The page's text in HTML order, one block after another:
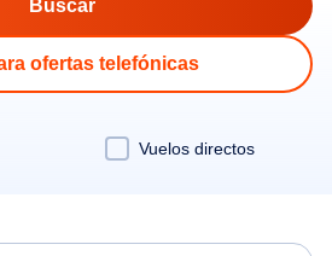
ofertas telefónicas
Vuelos directos